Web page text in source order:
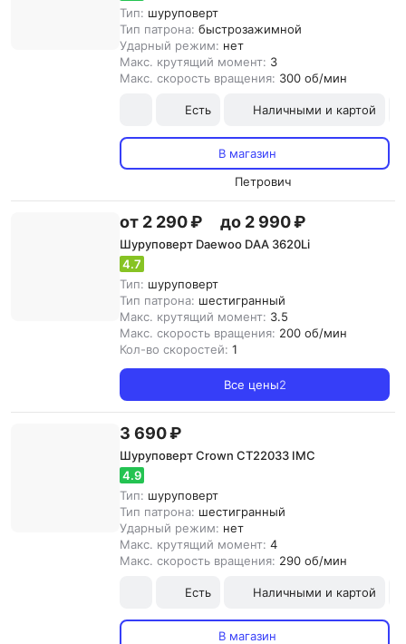
Тип: шуруповерт
Тип патрона: быстрозажимной
Ударный режим: нет
Макс. крутящий момент: 3
Макс. скорость вращения: 300 об/мин
Есть Наличными и картой
В магазин
Петрович
от 2 290 ₽ до 2 990 ₽
Шуруповерт Daewoo DAA 3620Li
4.7
Тип: шуруповерт
Тип патрона: шестигранный
Макс. крутящий момент: 3.5
Макс. скорость вращения: 200 об/мин
Кол-во скоростей: 1
Все цены2
3 690 ₽
Шуруповерт Crown CT22033 IMC
4.9
Тип: шуруповерт
Тип патрона: шестигранный
Ударный режим: нет
Макс. крутящий момент: 4
Макс. скорость вращения: 290 об/мин
Есть Наличными и картой
В магазин